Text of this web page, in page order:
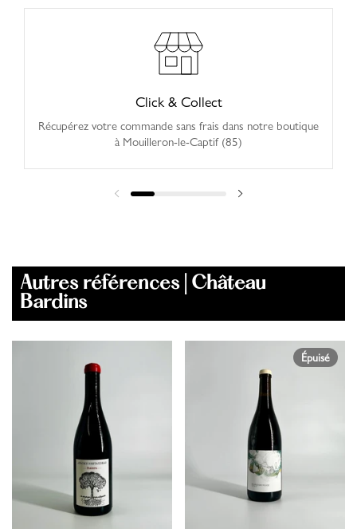
Click & Collect
Récupérez votre commande sans frais dans notre boutique
à Mouilleron-le-Captif (85)
Autres références | Château
Bardins
Épuisé